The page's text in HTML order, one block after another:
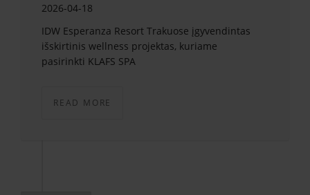
2026-04-18
IDW Esperanza Resort Trakuose įgyvendintas
išskirtinis wellness projektas, kuriame
pasirinkti KLAFS SPA
READ MORE